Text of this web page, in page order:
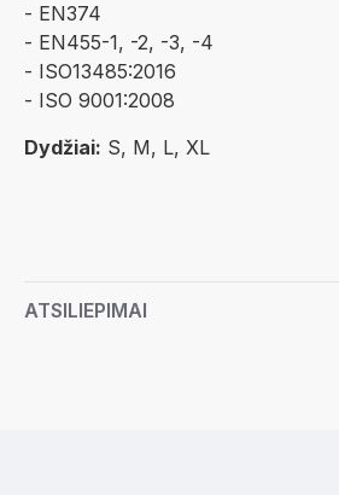
- EN374
- EN455-1, -2, -3, -4
- ISO13485:2016
- ISO 9001:2008
Dydžiai: S, M, L, XL
ATSILIEPIMAI